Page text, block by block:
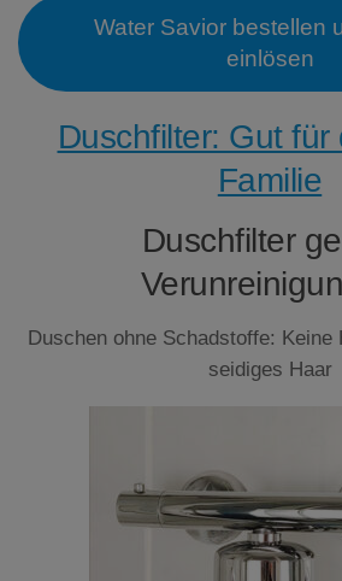
Water Savior bestellen
einlösen
Duschfilter: Gut für
Familie
Duschfilter
Duschen ohne Schadstoffe: Keine
seidiges Haar